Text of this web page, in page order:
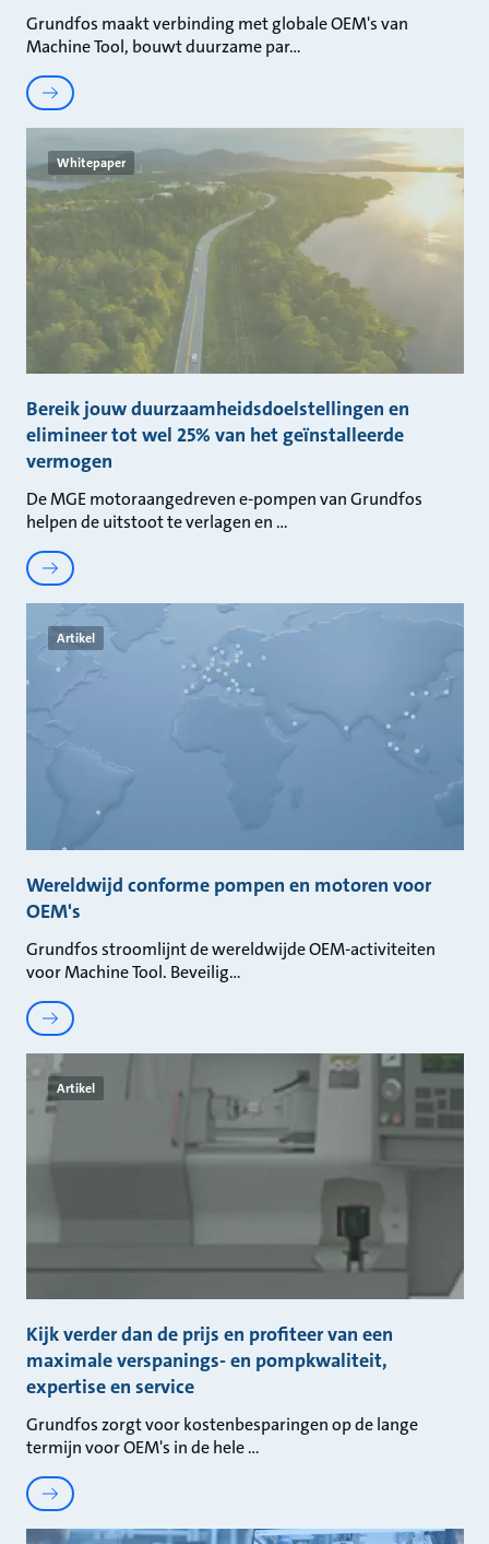
Grundfos maakt verbinding met globale OEM's van
Machine Tool, bouwt duurzame par
Whitepaper
Bereik jouw duurzaamheidsdoelstellingen en
elimineer tot wel 25% van het geïnstalleerde
vermogen
De MGE motoraangedreven e-pompen van Grundfos
helpen de uitstoot te verlagen en
Artikel
Wereldwijd conforme pompen en motoren voor
OEM's
Grundfos stroomlijnt de wereldwijde OEM-activiteiten
voor Machine Tool. Beveilig
Artikel
Kijk verder dan de prijs en profiteer van een
maximale verspanings- en pompkwaliteit,
expertise en service
Grundfos zorgt voor kostenbesparingen op de lange
termijn voor OEM's in de hele